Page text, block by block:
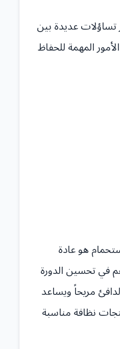
تساؤلات عديدة بين
المهمة للحفاظ
هو عادة
في تحسين الدورة
مريحاً ويساعد
نظافة مناسبة